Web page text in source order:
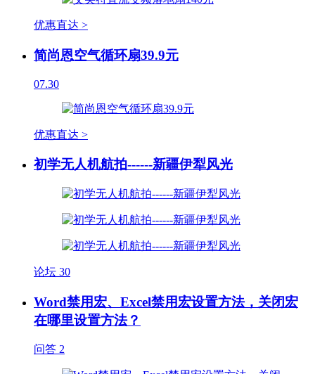
优惠直达 >
简尚恩空气循环扇39.9元
07.30
优惠直达 >
初学无人机航拍------新疆伊犁风光
论坛 30
Word禁用宏、Excel禁用宏设置方法，关闭宏
在哪里设置方法？
问答 2